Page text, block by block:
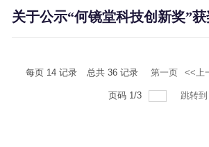
关于公示“何镜堂科技创新奖”
每页 14记录 总共 36记录 第一页 <<上
页码 1/3 跳转到